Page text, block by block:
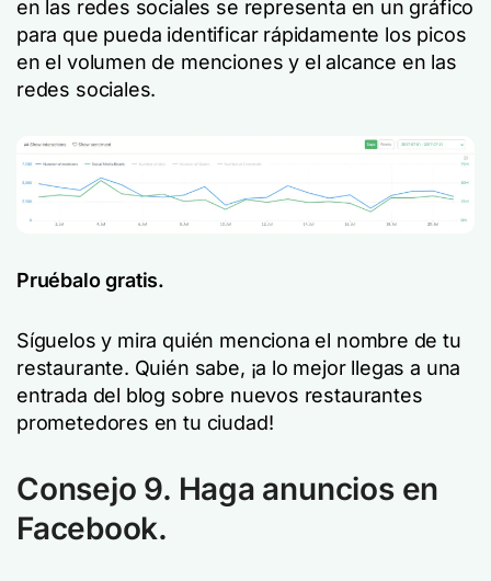
en las redes sociales se representa en un gráfico
para que pueda identificar rápidamente los picos
en el volumen de menciones y el alcance en las
redes sociales.
Pruébalo gratis.
Síguelos y mira quién menciona el nombre de tu
restaurante. Quién sabe, ¡a lo mejor llegas a una
entrada del blog sobre nuevos restaurantes
prometedores en tu ciudad!
Consejo 9. Haga anuncios en
Facebook.